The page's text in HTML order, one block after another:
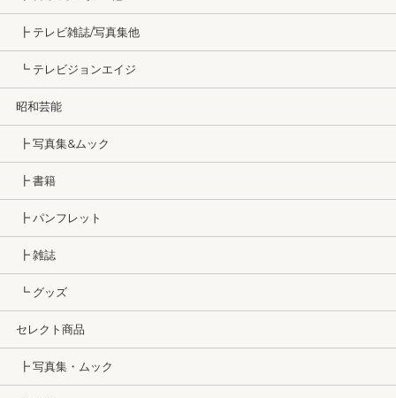
┣ テレビ雑誌/写真集他
┗ テレビジョンエイジ
昭和芸能
┣ 写真集&ムック
┣ 書籍
┣ パンフレット
┣ 雑誌
┗ グッズ
セレクト商品
┣ 写真集・ムック